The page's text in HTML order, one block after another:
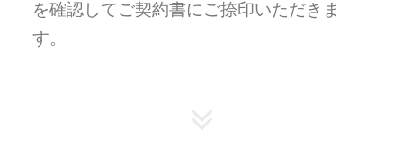
を確認してご契約書にご捺印いただきま
す。